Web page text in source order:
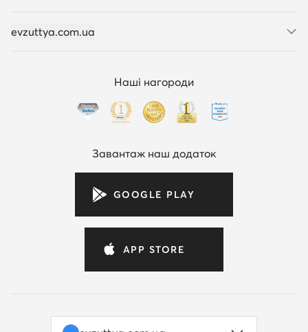
evzuttya.com.ua
Наші нагороди
Завантаж наш додаток
GOOGLE PLAY
APP STORE